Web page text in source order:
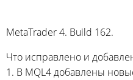
MetaTrader 4. Build 162.
Что исправлено и
1. В MQL4 добавлены